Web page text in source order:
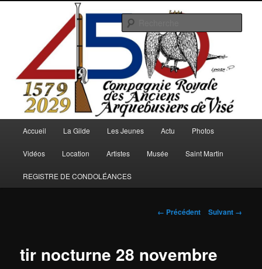
Arquebusiers.eu
Accueil La Gilde Les Jeunes Actu Photos
Vidéos Location Artistes Musée Saint Martin
REGISTRE DE CONDOLÉANCES
Navigation
← Précédent Suivant →
tir nocturne 28 novembre